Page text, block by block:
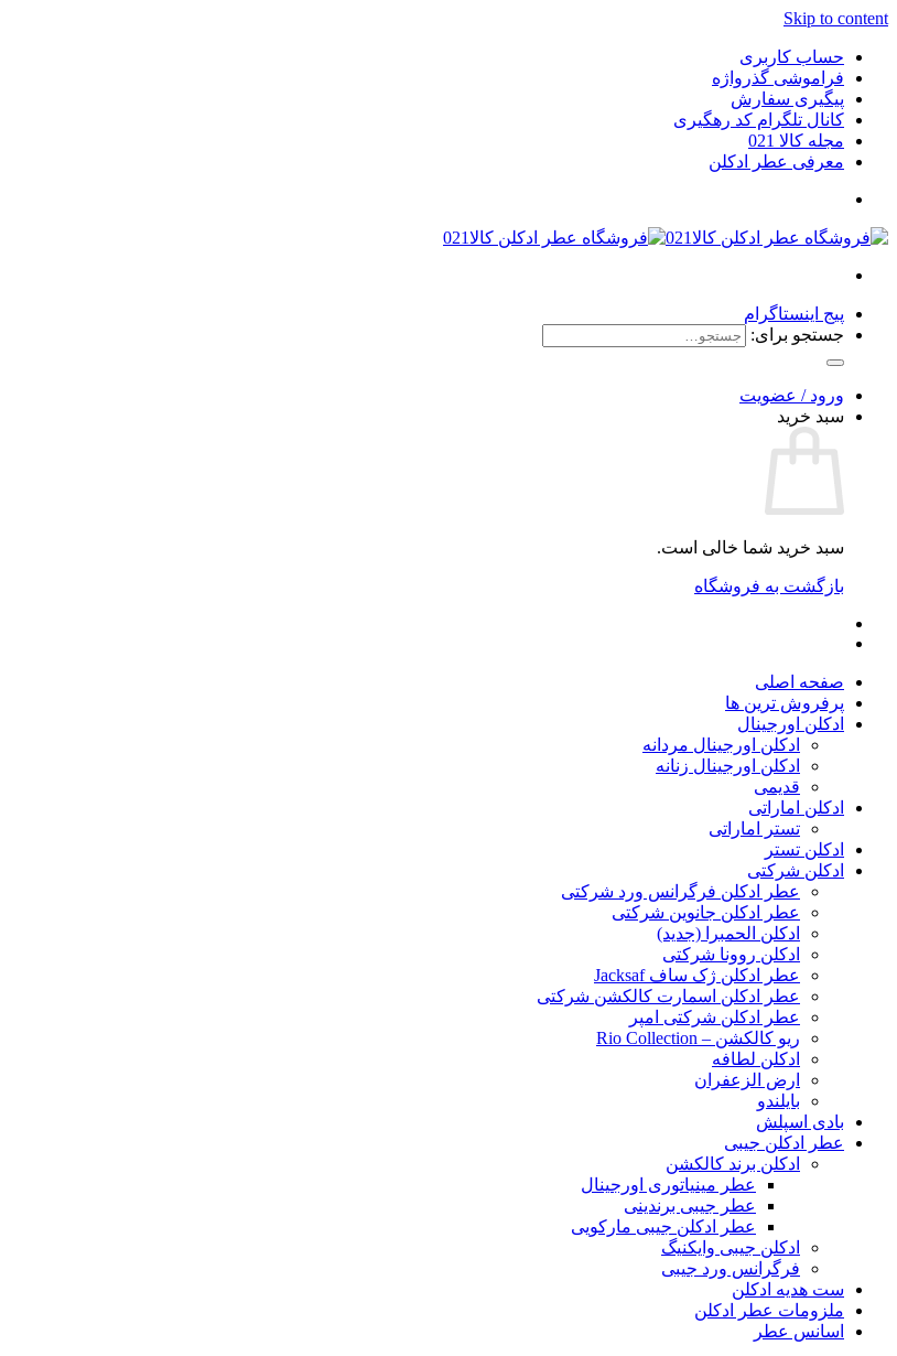
Skip to content
حساب کاربری
فراموشی گذرواژه
پیگیری سفارش
کانال تلگرام کد رهگیری
مجله کالا 021
معرفی عطر ادکلن
پیج اینستاگرام
جستجو برای:
ورود / عضویت
سبد خرید
سبد خرید شما خالی است.
بازگشت به فروشگاه
صفحه اصلی
پرفروش ترین ها
ادکلن اورجینال
ادکلن اورجینال مردانه
ادکلن اورجینال زنانه
قدیمی
ادکلن اماراتی
تستر اماراتی
ادکلن تستر
ادکلن شرکتی
عطر ادکلن فرگرانس ورد شرکتی
عطر ادکلن جانوین شرکتی
ادکلن الحمبرا (جدید)
ادکلن روونا شرکتی
عطر ادکلن ژک‌ ساف Jacksaf
عطر ادکلن اسمارت کالکشن شرکتی
عطر ادکلن شرکتی امپر
ریو کالکشن – Rio Collection
ادکلن لطافه
ارض الزعفران
بایلندو
بادی اسپلش
عطر ادکلن جیبی
ادکلن برند کالکشن
عطر مینیاتوری اورجینال
عطر جیبی برندینی
عطر ادکلن جیبی مارکویی
ادکلن جیبی وایکنیگ
فرگرانس ورد جیبی
ست هدیه ادکلن
ملزومات عطر ادکلن
اسانس عطر